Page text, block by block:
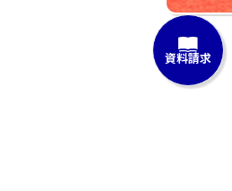
資料請求